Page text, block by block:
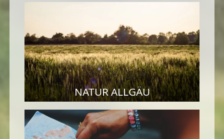
NATUR ALLGÄU